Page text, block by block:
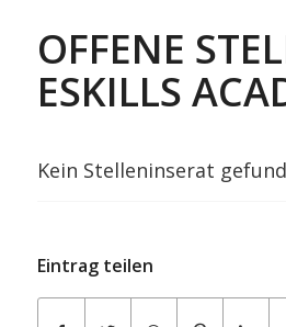
OFFENE
ESKILLS
Kein Stelleninserat
Eintrag teilen